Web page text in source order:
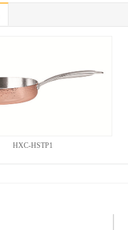
HXC-HSTP1